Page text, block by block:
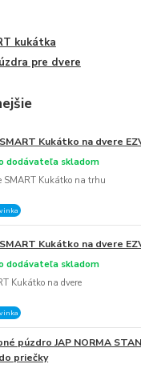
kukátka
pre dvere
Kukátko na dvere
Kukátko na trhu
dodávateľa skladom
Kukátko na dvere
Kukátko na dvere
dodávateľa skladom
púzdro JAP NORMA
priečky